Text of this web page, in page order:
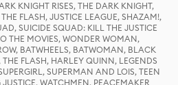
KNIGHT RISES, THE DARK KNIGHT,
FLASH, JUSTICE LEAGUE, SHAZAM!,
SUICIDE SQUAD: KILL THE JUSTICE
THE MOVIES, WONDER WOMAN,
BATWHEELS, BATWOMAN, BLACK
FLASH, HARLEY QUINN, LEGENDS
SUPERMAN AND LOIS, TEEN
WATCHMEN, PEACEMAKER